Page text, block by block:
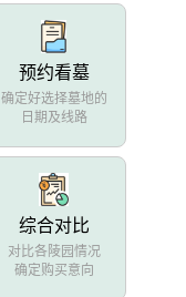
预约看墓
确定好选择墓地的
日期及线路
综合对比
对比各陵园情况
确定购买意向